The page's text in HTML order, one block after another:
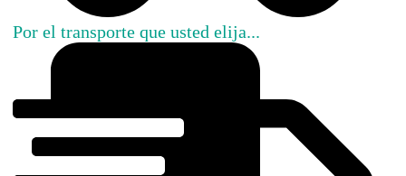
Por el transporte que usted elija...